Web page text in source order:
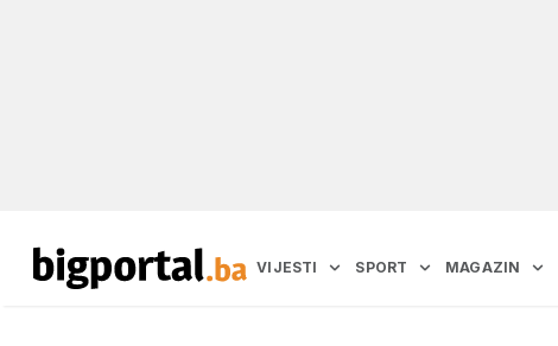
VIJESTI SPORT MAGAZIN